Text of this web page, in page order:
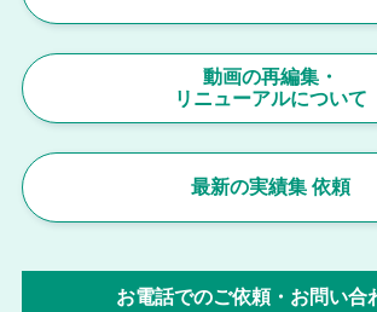
動画の再編集・
リニューアルについて
最新の実績集 依頼
お電話でのご依頼・お問い合